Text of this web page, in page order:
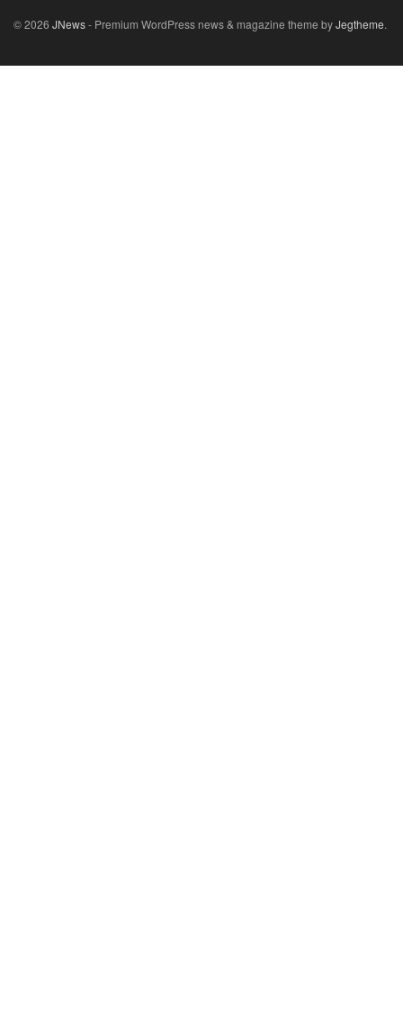
© 2026 JNews- Premium WordPress news & magazine theme byJegtheme.